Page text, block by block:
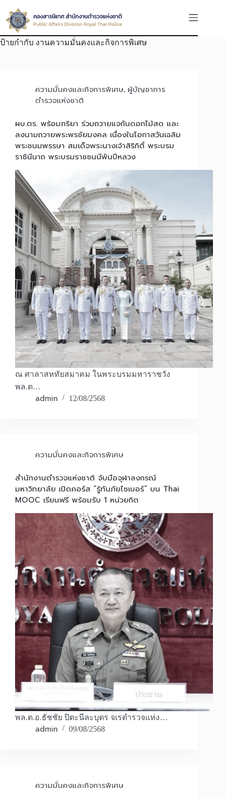
to
content
ป้ายกำกับ งานความมั่นคงและกิจการพิเศษ
ความมั่นคงและกิจการพิเศษ, ผู้บัญชาการ
ตำรวจแห่งชาติ
ผบ.ตร. พร้อมภริยา ร่วมถวายแจกันดอกไม้สด และ
ลงนามถวายพระพรชัยมงคล เนื่องในโอกาสวันเฉลิม
พระชนมพรรษา สมเด็จพระนางเจ้าสิริกิติ์ พระบรม
ราชินีนาถ พระบรมราชชนนีพันปีหลวง
ณ ศาลาสหทัยสมาคม ในพระบรมมหาราชวัง
พล.ต…
admin 12/08/2568
ความมั่นคงและกิจการพิเศษ
สำนักงานตำรวจแห่งชาติ จับมือจุฬาลงกรณ์
มหาวิทยาลัย เปิดคอร์ส “รู้ทันภัยไซเบอร์” บน Thai
MOOC เรียนฟรี พร้อมรับ 1 หน่วยกิต
พล.ต.อ.ธัชชัย ปิตะนีละบุตร จเรตำรวจแห่ง…
admin 09/08/2568
ความมั่นคงและกิจการพิเศษ